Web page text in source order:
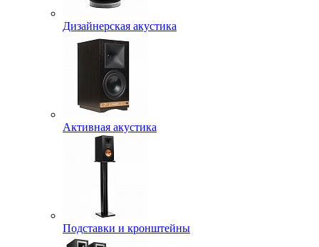
Дизайнерская акустика
Активная акустика
Подставки и кронштейны